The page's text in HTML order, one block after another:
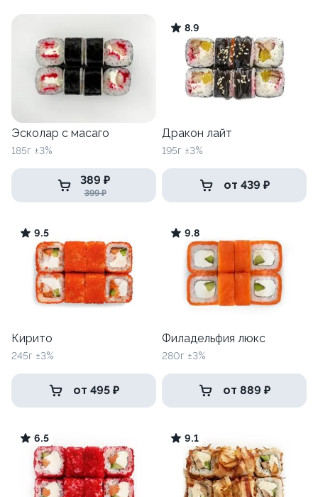
Эсколар с масаго
185г ±3%
389 ₽
399 ₽
8.9
Дракон лайт
195г ±3%
от 439 ₽
9.5
Кирито
245г ±3%
от 495 ₽
9.8
Филадельфия люкс
280г ±3%
от 889 ₽
6.5 9.1